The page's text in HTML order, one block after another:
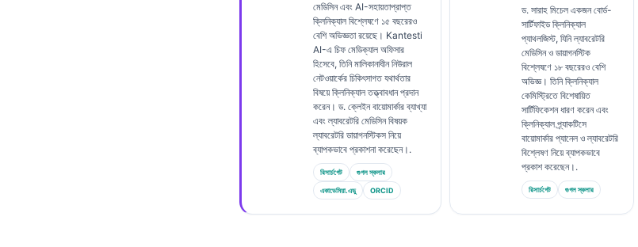
মেডিসিন এবং AI-সহায়তাপ্রাপ্ত
ক্লিনিক্যাল বিশ্লেষণে ১৫ বছরেরও
বেশি অভিজ্ঞতা রয়েছে। Kantesti
AI-এ চিফ মেডিক্যাল অফিসার
হিসেবে, তিনি মালিকানাধীন নিউরাল
নেটওয়ার্কের চিকিৎসাগত যথার্থতার
বিষয়ে ক্লিনিক্যাল তত্ত্বাবধান প্রদান
করেন। ড. ক্লেইন বায়োমার্কার ব্যাখ্যা
এবং ল্যাবরেটরি মেডিসিন বিষয়ক
ল্যাবরেটরি ডায়াগনস্টিকস নিয়ে
ব্যাপকভাবে প্রকাশনা করেছেন।.
রিসার্চগেট গুগল স্কলার
একাডেমিয়া.এডু ORCID
ড. সারাহ মিচেল একজন বোর্ড-
সার্টিফাইড ক্লিনিক্যাল
প্যাথলজিস্ট, যিনি ল্যাবরেটরি
মেডিসিন ও ডায়াগনস্টিক
বিশ্লেষণে ১৮ বছরেরও বেশি
অভিজ্ঞ। তিনি ক্লিনিক্যাল
কেমিস্ট্রিতে বিশেষায়িত
সার্টিফিকেশন ধারণ করেন এবং
ক্লিনিক্যাল প্র্যাকটিসে
বায়োমার্কার প্যানেল ও ল্যাবরেটরি
বিশ্লেষণ নিয়ে ব্যাপকভাবে
প্রকাশ করেছেন।.
রিসার্চগেট গুগল স্কলার